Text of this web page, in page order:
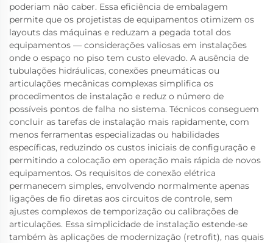
poderiam não caber. Essa eficiência de embalagem
permite que os projetistas de equipamentos otimizem os
layouts das máquinas e reduzam a pegada total dos
equipamentos — considerações valiosas em instalações
onde o espaço no piso tem custo elevado. A ausência de
tubulações hidráulicas, conexões pneumáticas ou
articulações mecânicas complexas simplifica os
procedimentos de instalação e reduz o número de
possíveis pontos de falha no sistema. Técnicos conseguem
concluir as tarefas de instalação mais rapidamente, com
menos ferramentas especializadas ou habilidades
específicas, reduzindo os custos iniciais de configuração e
permitindo a colocação em operação mais rápida de novos
equipamentos. Os requisitos de conexão elétrica
permanecem simples, envolvendo normalmente apenas
ligações de fio diretas aos circuitos de controle, sem
ajustes complexos de temporização ou calibrações de
articulações. Essa simplicidade de instalação estende-se
também às aplicações de modernização (retrofit), nas quais